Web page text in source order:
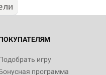
игру
программа